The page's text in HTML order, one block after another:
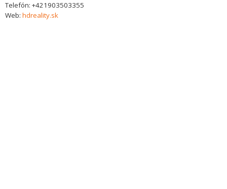
Telefón: +421903503355
Web: hdreality.sk